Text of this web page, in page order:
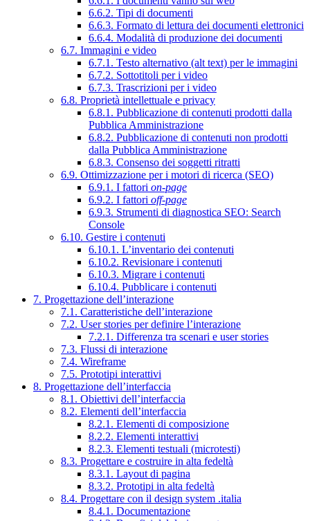
6.6.2. Tipi di documenti
6.6.3. Formato di lettura dei documenti elettronici
6.6.4. Modalità di produzione dei documenti
6.7. Immagini e video
6.7.1. Testo alternativo (alt text) per le immagini
6.7.2. Sottotitoli per i video
6.7.3. Trascrizioni per i video
6.8. Proprietà intellettuale e privacy
6.8.1. Pubblicazione di contenuti prodotti dalla
Pubblica Amministrazione
6.8.2. Pubblicazione di contenuti non prodotti
dalla Pubblica Amministrazione
6.8.3. Consenso dei soggetti ritratti
6.9. Ottimizzazione per i motori di ricerca (SEO)
6.9.1. I fattori on-page
6.9.2. I fattori off-page
6.9.3. Strumenti di diagnostica SEO: Search
Console
6.10. Gestire i contenuti
6.10.1. L’inventario dei contenuti
6.10.2. Revisionare i contenuti
6.10.3. Migrare i contenuti
6.10.4. Pubblicare i contenuti
7. Progettazione dell’interazione
7.1. Caratteristiche dell’interazione
7.2. User stories per definire l’interazione
7.2.1. Differenza tra scenari e user stories
7.3. Flussi di interazione
7.4. Wireframe
7.5. Prototipi interattivi
8. Progettazione dell’interfaccia
8.1. Obiettivi dell’interfaccia
8.2. Elementi dell’interfaccia
8.2.1. Elementi di composizione
8.2.2. Elementi interattivi
8.2.3. Elementi testuali (microtesti)
8.3. Progettare e costruire in alta fedeltà
8.3.1. Layout di pagina
8.3.2. Prototipi in alta fedeltà
8.4. Progettare con il design system .italia
8.4.1. Documentazione